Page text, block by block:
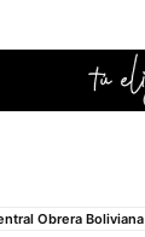
Obrera Boliviana